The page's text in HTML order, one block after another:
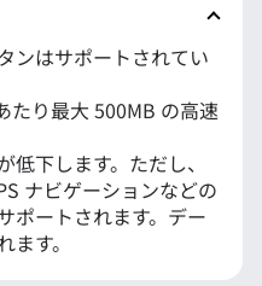
ンはサポートされてい
たり最大 500MB の高速
下します。ただし、
ナビゲーションなどの
ポートされます。デー
す。